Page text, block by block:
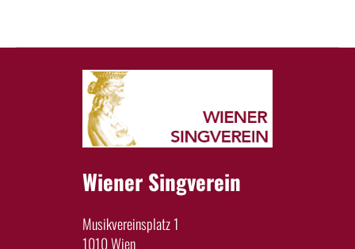
Wiener Singverein
Musikvereinsplatz 1
1010 Wien